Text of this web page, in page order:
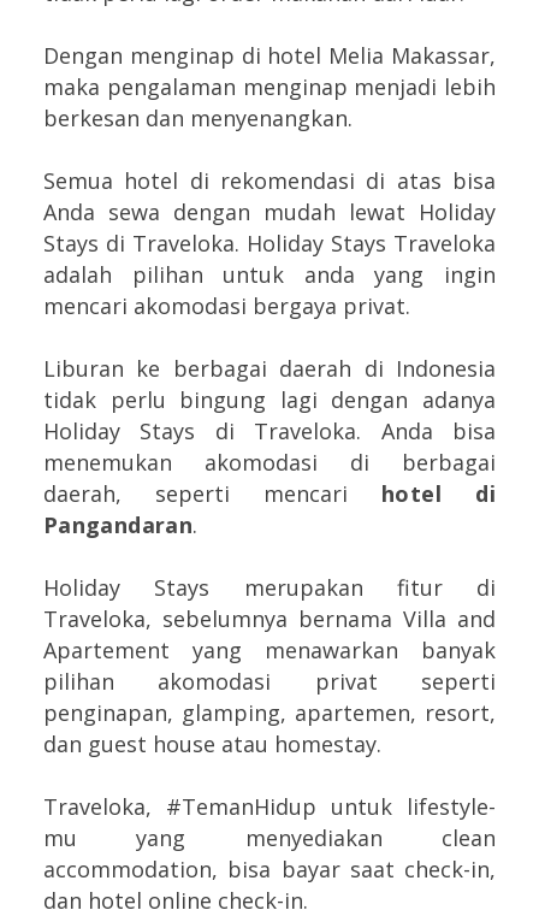
Dengan menginap di hotel Melia Makassar,
maka pengalaman menginap menjadi lebih
berkesan dan menyenangkan.
Semua hotel di rekomendasi di atas bisa
Anda sewa dengan mudah lewat Holiday
Stays di Traveloka. Holiday Stays Traveloka
adalah pilihan untuk anda yang ingin
mencari akomodasi bergaya privat.
Liburan ke berbagai daerah di Indonesia
tidak perlu bingung lagi dengan adanya
Holiday Stays di Traveloka. Anda bisa
menemukan akomodasi di berbagai
daerah, seperti mencari hotel di
Pangandaran.
Holiday Stays merupakan fitur di
Traveloka, sebelumnya bernama Villa and
Apartement yang menawarkan banyak
pilihan akomodasi privat seperti
penginapan, glamping, apartemen, resort,
dan guest house atau homestay.
Traveloka, #TemanHidup untuk lifestyle-
mu yang menyediakan clean
accommodation, bisa bayar saat check-in,
dan hotel online check-in.